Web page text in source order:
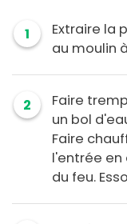
1
Extraire la
au moulin
2
Faire
un bol
Faire
l'entrée en
du feu.